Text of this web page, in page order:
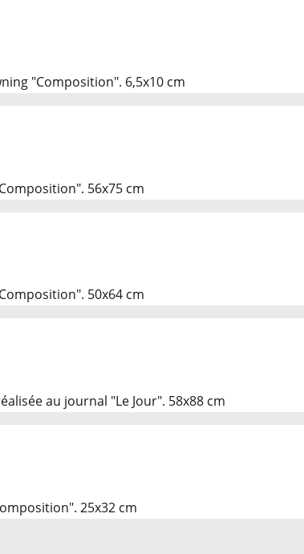
"Composition". 6,5x10 cm
56x75 cm
50x64 cm
au journal "Le Jour". 58x88 cm
25x32 cm